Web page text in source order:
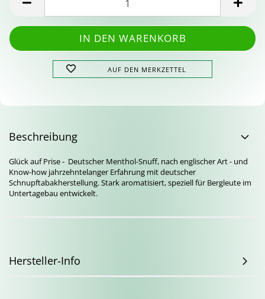
AUF DEN MERKZETTEL
Beschreibung
Glück auf Prise - Deutscher Menthol-Snuff, nach englischer Art - und
Know-how jahrzehntelanger Erfahrung mit deutscher
Schnupftabakherstellung. Stark aromatisiert, speziell für Bergleute im
Untertagebau entwickelt.
Hersteller-Info